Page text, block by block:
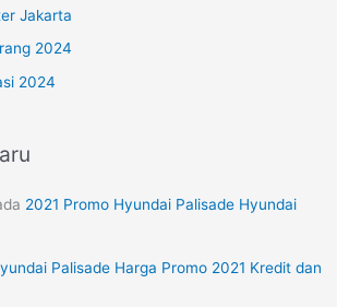
Jakarta
2024
2024
2021 Promo Hyundai Palisade Hyundai
Palisade Harga Promo 2021 Kredit dan